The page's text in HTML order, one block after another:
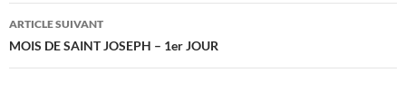
articles
ARTICLE SUIVANT
MOIS DE SAINT JOSEPH – 1er JOUR